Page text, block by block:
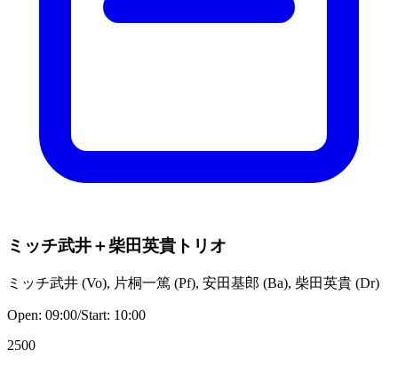
ミッチ武井＋柴田英貴トリオ
ミッチ武井 (Vo), 片桐一篤 (Pf), 安田基郎 (Ba), 柴田英貴 (Dr)
Open: 09:00/Start: 10:00
2500